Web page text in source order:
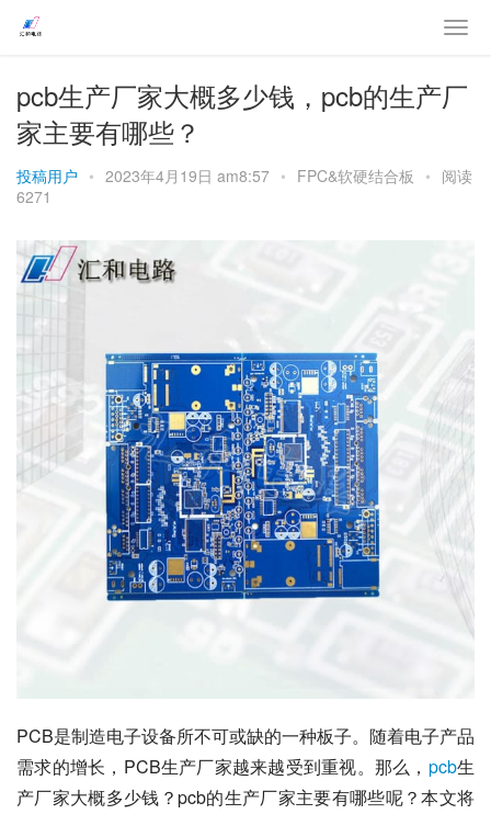
pcb生产厂家大概多少钱，pcb的生产厂
家主要有哪些？
投稿用户 • 2023年4月19日 am8:57 • FPC&软硬结合板 • 阅读
6271
PCB是制造电子设备所不可或缺的一种板子。随着电子产品
需求的增长，PCB生产厂家越来越受到重视。那么， pcb生
产厂家大概多少钱？pcb的生产厂家主要有哪些呢？本文将